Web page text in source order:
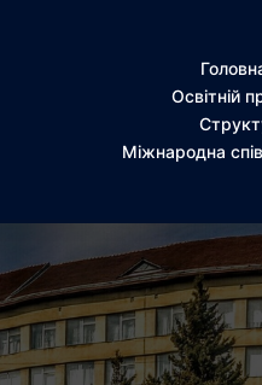
Освітній
Міжнародна